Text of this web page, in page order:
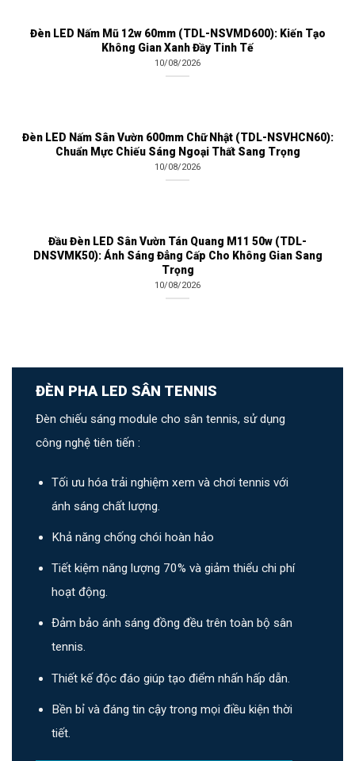
Đèn LED Nấm Mũ 12w 60mm (TDL-NSVMD600): Kiến Tạo
Không Gian Xanh Đầy Tinh Tế
10/08/2026
Đèn LED Nấm Sân Vườn 600mm Chữ Nhật (TDL-NSVHCN60):
Chuẩn Mực Chiếu Sáng Ngoại Thất Sang Trọng
10/08/2026
Đầu Đèn LED Sân Vườn Tán Quang M11 50w (TDL-
DNSVMK50): Ánh Sáng Đẳng Cấp Cho Không Gian Sang
Trọng
10/08/2026
ĐÈN PHA LED SÂN TENNIS
Đèn chiếu sáng module cho sân tennis, sử dụng
công nghệ tiên tiến :
Tối ưu hóa trải nghiệm xem và chơi tennis với
ánh sáng chất lượng.
Khả năng chống chói hoàn hảo
Tiết kiệm năng lượng 70% và giảm thiểu chi phí
hoạt động.
Đảm bảo ánh sáng đồng đều trên toàn bộ sân
tennis.
Thiết kế độc đáo giúp tạo điểm nhấn hấp dẫn.
Bền bỉ và đáng tin cậy trong mọi điều kiện thời
tiết.